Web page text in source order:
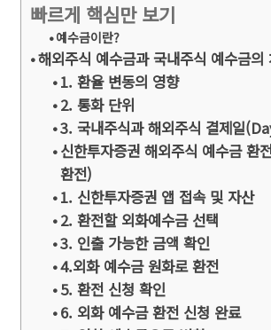
빠르게 핵심만 보기
예수금이란?
해외주식 예수금과 국내주식 예수금의
1. 환율 변동의 영향
2. 통화 단위
3. 국내주식과 해외주식 결제일
신한투자증권 해외주식 예수금 환
환전)
1. 신한투자증권 앱 접속 및 자산
2. 환전할 외화예수금 선택
3. 인출 가능한 금액 확인
4.외화 예수금 원화로 환전
5. 환전 신청 확인
6. 외화 예수금 환전 신청 완료